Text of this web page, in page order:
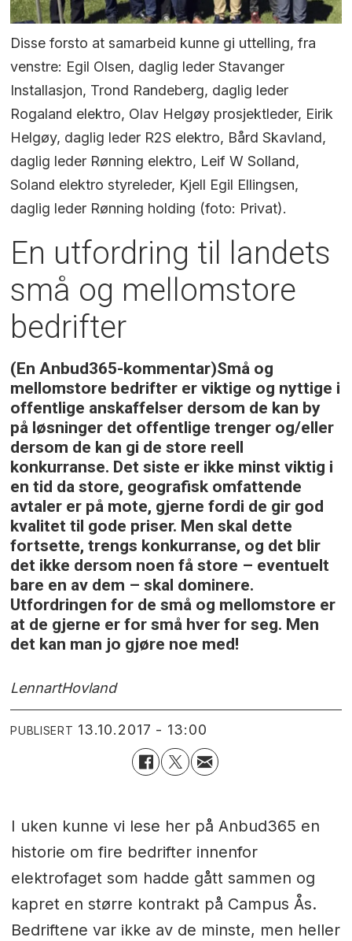
Disse forsto at samarbeid kunne gi uttelling, fra
venstre: Egil Olsen, daglig leder Stavanger
Installasjon, Trond Randeberg, daglig leder
Rogaland elektro, Olav Helgøy prosjektleder, Eirik
Helgøy, daglig leder R2S elektro, Bård Skavland,
daglig leder Rønning elektro, Leif W Solland,
Soland elektro styreleder, Kjell Egil Ellingsen,
daglig leder Rønning holding (foto: Privat).
En utfordring til landets
små og mellomstore
bedrifter
(En Anbud365-kommentar)Små og
mellomstore bedrifter er viktige og nyttige i
offentlige anskaffelser dersom de kan by
på løsninger det offentlige trenger og/eller
dersom de kan gi de store reell
konkurranse. Det siste er ikke minst viktig i
en tid da store, geografisk omfattende
avtaler er på mote, gjerne fordi de gir god
kvalitet til gode priser. Men skal dette
fortsette, trengs konkurranse, og det blir
det ikke dersom noen få store – eventuelt
bare en av dem – skal dominere.
Utfordringen for de små og mellomstore er
at de gjerne er for små hver for seg. Men
det kan man jo gjøre noe med!
LennartHovland
PUBLISERT 13.10.2017 - 13:00
I uken kunne vi lese her på Anbud365 en
historie om fire bedrifter innenfor
elektrofaget som hadde gått sammen og
kapret en større kontrakt på Campus Ås.
Bedriftene var ikke av de minste, men heller